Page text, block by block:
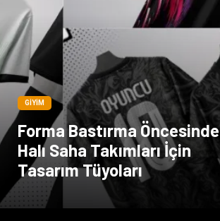
GIYIM
Forma Bastırma Öncesinde
Halı Saha Takımları İçin
Tasarım Tüyoları